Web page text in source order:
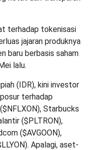
terhadap tokenisasi
jajaran produknya
baru berbasis saham
lalu.
(IDR), kini investor
terhadap
Starbucks
($PLTRON),
($AVGOON),
Apalagi, aset-